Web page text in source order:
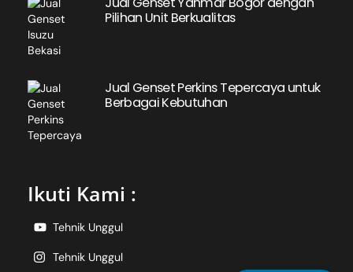
Pilihan Unit Berkualitas
Jual Genset Perkins Tepercaya untuk
Berbagai Kebutuhan
Ikuti Kami :
Tehnik Unggul
Tehnik Unggul